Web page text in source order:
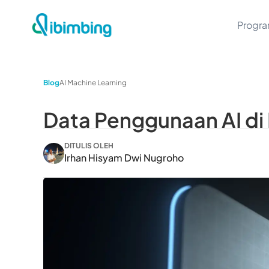
BlogAI Machine Learning
Data Penggunaan AI
DITULIS OLEH
Irhan Hisyam Dwi Nugroho